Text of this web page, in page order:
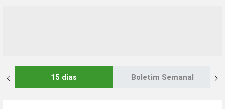
15 dias Boletim Semanal